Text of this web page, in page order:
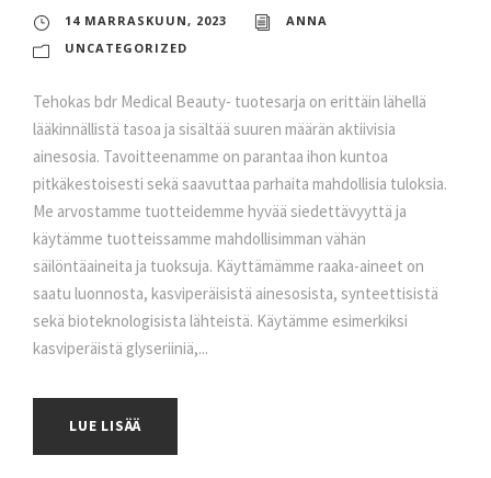
14 MARRASKUUN, 2023
ANNA
UNCATEGORIZED
Tehokas bdr Medical Beauty- tuotesarja on erittäin lähellä
lääkinnällistä tasoa ja sisältää suuren määrän aktiivisia
ainesosia. Tavoitteenamme on parantaa ihon kuntoa
pitkäkestoisesti sekä saavuttaa parhaita mahdollisia tuloksia.
Me arvostamme tuotteidemme hyvää siedettävyyttä ja
käytämme tuotteissamme mahdollisimman vähän
säilöntäaineita ja tuoksuja. Käyttämämme raaka-aineet on
saatu luonnosta, kasviperäisistä ainesosista, synteettisistä
sekä bioteknologisista lähteistä. Käytämme esimerkiksi
kasviperäistä glyseriiniä,...
LUE LISÄÄ